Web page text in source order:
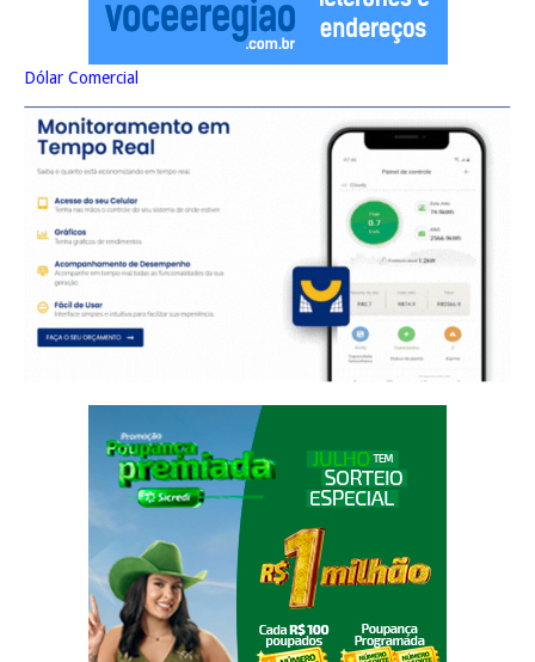
Dólar Comercial